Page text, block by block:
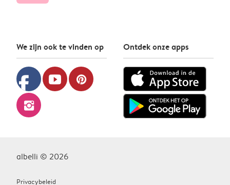
We zijn ook te vinden op
facebook youtube pinterest
instagram
Ontdek onze apps
albelli © 2026
Privacybeleid